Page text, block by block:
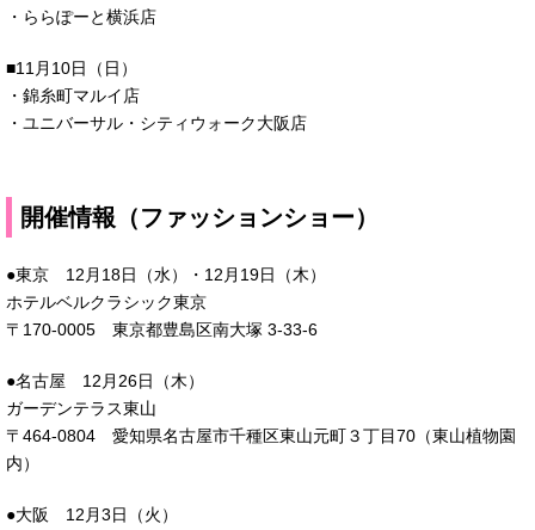
・ららぽーと横浜店
■11月10日（日）
・錦糸町マルイ店
・ユニバーサル・シティウォーク大阪店
開催情報（ファッションショー）
●東京 12月18日（水）・12月19日（木）
ホテルベルクラシック東京
〒170-0005 東京都豊島区南大塚 3-33-6
●名古屋 12月26日（木）
ガーデンテラス東山
〒464-0804 愛知県名古屋市千種区東山元町３丁目70（東山植物園
内）
●大阪 12月3日（火）